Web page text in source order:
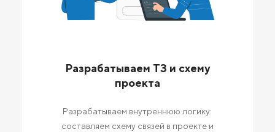
Разрабатываем ТЗ и схему
проекта
Разрабатываем внутреннюю логику:
составляем схему связей в проекте и